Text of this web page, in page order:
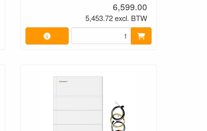
6,599.00
5,453.72 excl. BTW